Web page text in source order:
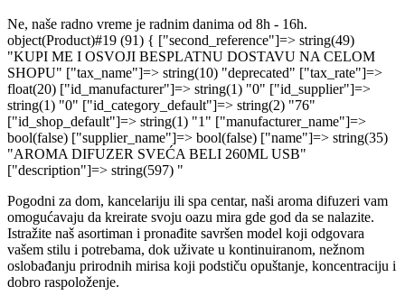
Ne, naše radno vreme je radnim danima od 8h - 16h.
object(Product)#19 (91) { ["second_reference"]=> string(49)
"KUPI ME I OSVOJI BESPLATNU DOSTAVU NA CELOM
SHOPU" ["tax_name"]=> string(10) "deprecated" ["tax_rate"]=>
float(20) ["id_manufacturer"]=> string(1) "0" ["id_supplier"]=>
string(1) "0" ["id_category_default"]=> string(2) "76"
["id_shop_default"]=> string(1) "1" ["manufacturer_name"]=>
bool(false) ["supplier_name"]=> bool(false) ["name"]=> string(35)
"AROMA DIFUZER SVEĆA BELI 260ML USB"
["description"]=> string(597) "
Pogodni za dom, kancelariju ili spa centar, naši aroma difuzeri vam
omogućavaju da kreirate svoju oazu mira gde god da se nalazite.
Istražite naš asortiman i pronađite savršen model koji odgovara
vašem stilu i potrebama, dok uživate u kontinuiranom, nežnom
oslobađanju prirodnih mirisa koji podstiču opuštanje, koncentraciju i
dobro raspoloženje.